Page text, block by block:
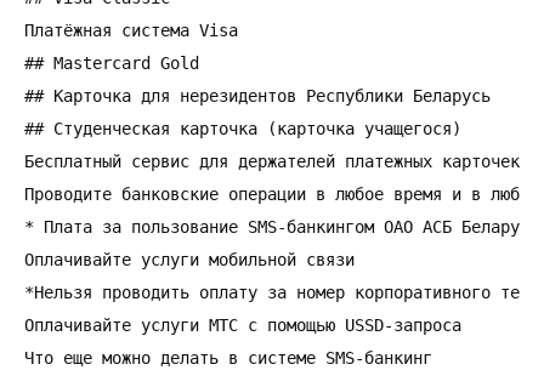
Платёжная система Visa
## Mastercard Gold
## Карточка для нерезидентов Республики Беларусь
## Студенческая карточка (карточка учащегося)
Бесплатный сервис для держателей платежных карточек
Проводите банковские операции в любое время и в
* Плата за пользование SMS-банкингом ОАО АСБ
Оплачивайте услуги мобильной связи
*Нельзя проводить оплату за номер корпоративного
Оплачивайте услуги МТС с помощью USSD-запроса
Что еще можно делать в системе SMS-банкинг